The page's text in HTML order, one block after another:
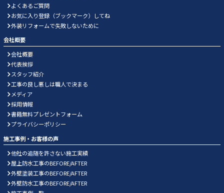
よくあるご質問
お気に入り登録（ブックマーク）してね
外装リフォームで失敗しないために
会社概要
会社概要
代表挨拶
スタッフ紹介
工事の良し悪しは職人で決まる
メディア
採用情報
書籍無料プレゼントフォーム
プライバシーポリシー
施工事例・お客様の声
他社の追随を許さない施工実績
屋上防水工事のBEFORE/AFTER
外壁塗装工事のBEFORE/AFTER
外壁防水工事のBEFORE/AFTER